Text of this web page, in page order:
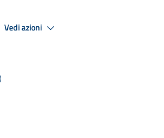
Vedi azioni